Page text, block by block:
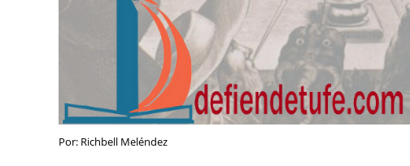
Por: Richbell Meléndez